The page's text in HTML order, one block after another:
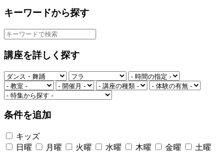
キーワードから探す
講座を詳しく探す
条件を追加
キッズ
日曜
月曜 火曜 水曜 木曜 金曜 土曜